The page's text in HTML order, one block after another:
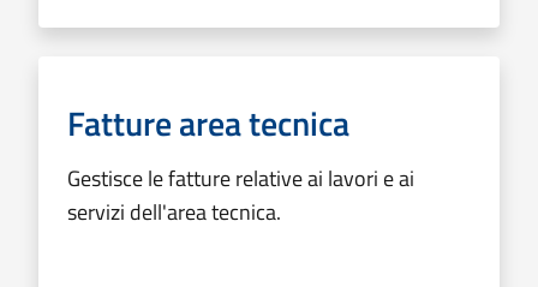
Fatture area tecnica
Gestisce le fatture relative ai lavori e ai
servizi dell'area tecnica.